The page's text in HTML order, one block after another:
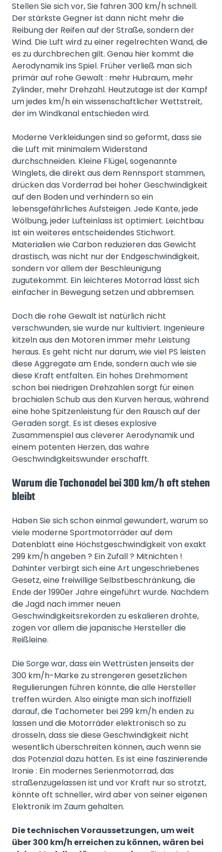
Stellen Sie sich vor, Sie fahren 300 km/h schnell.
Der stärkste Gegner ist dann nicht mehr die
Reibung der Reifen auf der Straße, sondern der
Wind. Die Luft wird zu einer regelrechten Wand, die
es zu durchbrechen gilt. Genau hier kommt die
Aerodynamik ins Spiel. Früher verließ man sich
primär auf rohe Gewalt : mehr Hubraum, mehr
Zylinder, mehr Drehzahl. Heutzutage ist der Kampf
um jedes km/h ein wissenschaftlicher Wettstreit,
der im Windkanal entschieden wird.
Moderne Verkleidungen sind so geformt, dass sie
die Luft mit minimalem Widerstand
durchschneiden. Kleine Flügel, sogenannte
Winglets, die direkt aus dem Rennsport stammen,
drücken das Vorderrad bei hoher Geschwindigkeit
auf den Boden und verhindern so ein
lebensgefährliches Aufsteigen. Jede Kante, jede
Wölbung, jeder Lufteinlass ist optimiert. Leichtbau
ist ein weiteres entscheidendes Stichwort.
Materialien wie Carbon reduzieren das Gewicht
drastisch, was nicht nur der Endgeschwindigkeit,
sondern vor allem der Beschleunigung
zugutekommt. Ein leichteres Motorrad lässt sich
einfacher in Bewegung setzen und abbremsen.
Doch die rohe Gewalt ist natürlich nicht
verschwunden, sie wurde nur kultiviert. Ingenieure
kitzeln aus den Motoren immer mehr Leistung
heraus. Es geht nicht nur darum, wie viel PS leisten
diese Aggregate am Ende, sondern auch wie sie
diese Kraft entfalten. Ein hohes Drehmoment
schon bei niedrigen Drehzahlen sorgt für einen
brachialen Schub aus den Kurven heraus, während
eine hohe Spitzenleistung für den Rausch auf der
Geraden sorgt. Es ist dieses explosive
Zusammenspiel aus cleverer Aerodynamik und
einem potenten Herzen, das wahre
Geschwindigkeitswunder erschafft.
Warum die Tachonadel bei 300 km/h oft stehen
bleibt
Haben Sie sich schon einmal gewundert, warum so
viele moderne Sportmotorräder auf dem
Datenblatt eine Höchstgeschwindigkeit von exakt
299 km/h angeben ? Ein Zufall ? Mitnichten !
Dahinter verbirgt sich eine Art ungeschriebenes
Gesetz, eine freiwillige Selbstbeschränkung, die
Ende der 1990er Jahre eingeführt wurde. Nachdem
die Jagd nach immer neuen
Geschwindigkeitsrekorden zu eskalieren drohte,
zogen vor allem die japanische Hersteller die
Reißleine.
Die Sorge war, dass ein Wettrüsten jenseits der
300 km/h-Marke zu strengeren gesetzlichen
Regulierungen führen könnte, die alle Hersteller
treffen würden. Also einigte man sich inoffiziell
darauf, die Tachometer bei 299 km/h enden zu
lassen und die Motorräder elektronisch so zu
drosseln, dass sie diese Geschwindigkeit nicht
wesentlich überschreiten können, auch wenn sie
das Potenzial dazu hätten. Es ist eine faszinierende
Ironie : Ein modernes Serienmotorrad, das
straßenzugelassen ist und vor Kraft nur so strotzt,
könnte oft schneller, wird aber von seiner eigenen
Elektronik im Zaum gehalten.
Die technischen Voraussetzungen, um weit
über 300 km/h erreichen zu können, wären bei